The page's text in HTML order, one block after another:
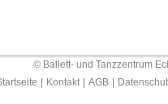
© Ballett- und Tanzzentrum
Kontakt AGB